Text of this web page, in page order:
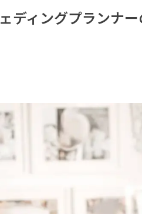
ディングプランナ